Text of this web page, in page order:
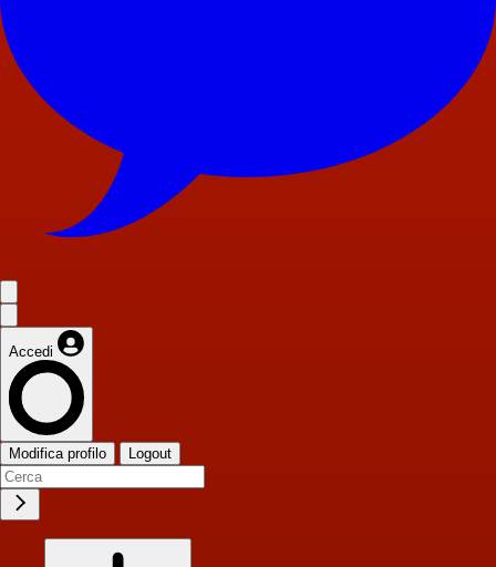
Accedi
Modifica profilo Logout